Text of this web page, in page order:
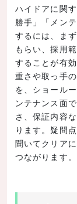
ハイドアに関
勝手」「メン
するには、ま
もらい、採用
することが有
重さや取っ手
を、ショール
ンテナンス面
さ、保証内容
ります。疑問
聞いてクリア
つながります。